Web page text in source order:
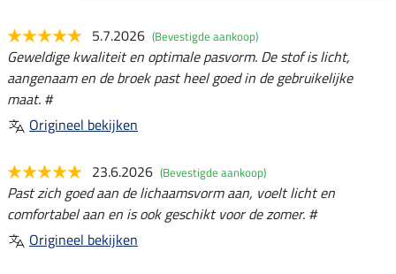
5.7.2026 (Bevestigde aankoop)
Geweldige kwaliteit en optimale pasvorm. De stof is licht,
aangenaam en de broek past heel goed in de gebruikelijke
maat. #
Origineel bekijken
23.6.2026 (Bevestigde aankoop)
Past zich goed aan de lichaamsvorm aan, voelt licht en
comfortabel aan en is ook geschikt voor de zomer. #
Origineel bekijken